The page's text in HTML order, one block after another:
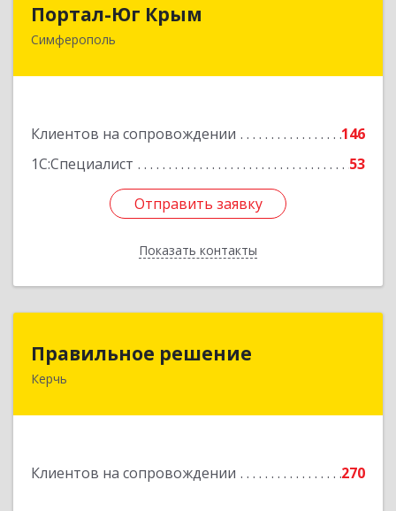
Портал-Юг Крым
Симферополь
Клиентов на сопровождении
146
1С:Специалист
53
Отправить заявку
Показать контакты
295015, Крым Респ, Симферополь г, Козлова ул,
Отправить заявку
Назад
Правильное решение
Керчь
Клиентов на сопровождении 270
298330, Крым Респ, Керчь г, Адмиралтейский